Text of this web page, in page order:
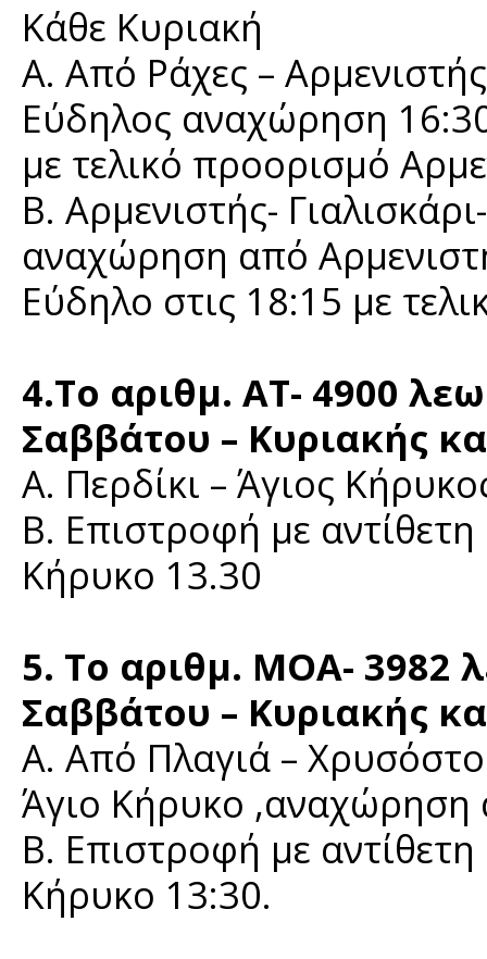
Κάθε Κυριακή
Α. Από Ράχες –
Εύδηλος αναχώρηση
με τελικό προορισμό
Β. Αρμενιστής-
αναχώρηση από
Εύδηλο στις 18:15 με
4.Το αριθμ. ΑΤ- 4900
Σαββάτου – Κυριακής
Α. Περδίκι – Άγιος
Β. Επιστροφή με
Κήρυκο 13.30
5. Το αριθμ. ΜΟΑ- 3982
Σαββάτου – Κυριακής
Α. Από Πλαγιά –
Άγιο Κήρυκο ,αναχώρηση
Β. Επιστροφή με
Κήρυκο 13:30.